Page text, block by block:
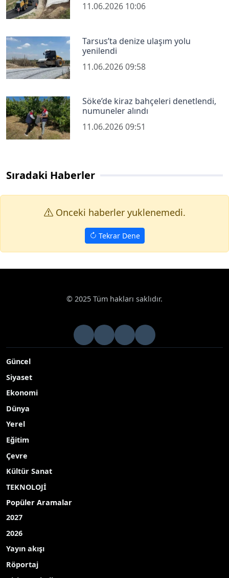
11.06.2026 10:06
Tarsus’ta denize ulaşım yolu
yenilendi
11.06.2026 09:58
Söke’de kiraz bahçeleri denetlendi,
numuneler alındı
11.06.2026 09:51
Sıradaki Haberler
Onceki haberler yuklenemedi.
Tekrar Dene
© 2025 Tüm hakları saklıdır.
Güncel
Siyaset
Ekonomi
Dünya
Yerel
Eğitim
Çevre
Kültür Sanat
TEKNOLOJİ
Popüler Aramalar
2027
2026
Yayın akışı
Röportaj